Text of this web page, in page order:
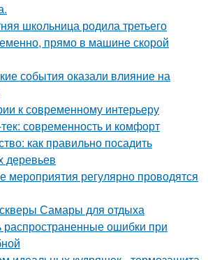
школьница родила третьего
прямо в машине скорой
события оказали влияние на
к современному интерьеру
современность и комфорт
как правильно посадить
деревьев
мероприятия регулярно проводятся
Самары для отдыха
распространенные ошибки при